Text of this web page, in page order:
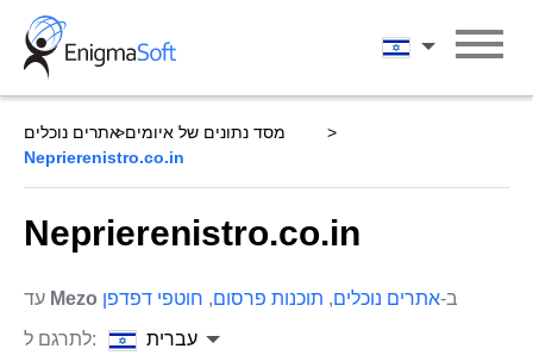
Skip
content
עברית
מסד נתונים של איומים אתרים נוכלים
Neprierenistro.co.in
Neprierenistro.co.in
Mezo ב-אתרים נוכלים, תוכנות פרסום, חוטפי דפדפן
לתרגם ל:
עברית